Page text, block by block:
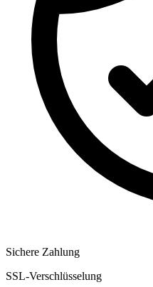
Sichere Zahlung
SSL-Verschlüsselung